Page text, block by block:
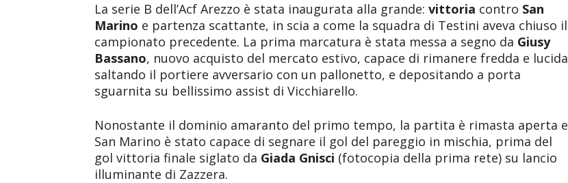
La serie B dell’Acf Arezzo è stata inaugurata alla grande: vittoria contro San
Marino e partenza scattante, in scia a come la squadra di Testini aveva chiuso il
campionato precedente. La prima marcatura è stata messa a segno da Giusy
Bassano, nuovo acquisto del mercato estivo, capace di rimanere fredda e lucida
saltando il portiere avversario con un pallonetto, e depositando a porta
sguarnita su bellissimo assist di Vicchiarello.
Nonostante il dominio amaranto del primo tempo, la partita è rimasta aperta e
San Marino è stato capace di segnare il gol del pareggio in mischia, prima del
gol vittoria finale siglato da Giada Gnisci (fotocopia della prima rete) su lancio
illuminante di Zazzera.